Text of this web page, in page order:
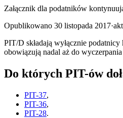
Załącznik dla podatników
Opublikowano 30 listopada 2017·
PIT/D składają wyłącznie
obowiązują nadal aż do
Do których PIT-ów
PIT-37,
PIT-36,
PIT-28.